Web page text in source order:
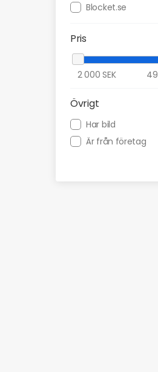
Blocket.se
Pris
2 000 SEK
Övrigt
Har bild
Är från företag